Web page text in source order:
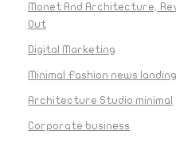
Monet And Architecture,
Out
Digital Marketing
Minimal Fashion news
Architecture Studio minimal
Corporate business